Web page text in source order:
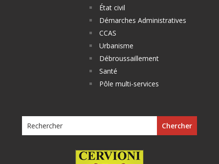
État civil
Démarches Administratives
CCAS
Urbanisme
Débroussaillement
Santé
Pôle multi-services